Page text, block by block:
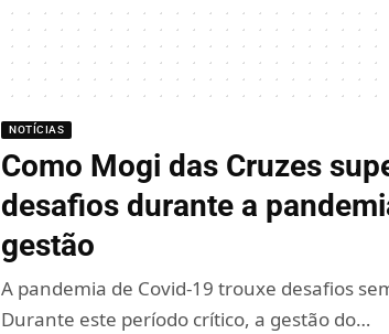
NOTÍCIAS
Como Mogi das Cruzes
desafios durante a
gestão
A pandemia de Covid-19 trouxe desafios
Durante este período crítico, a gestão do…